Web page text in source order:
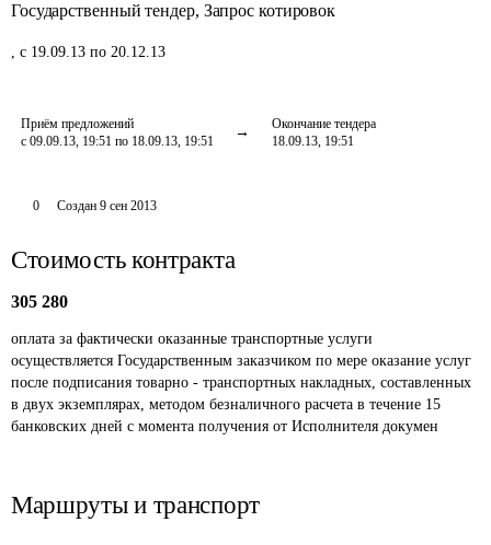
Государственный тендер, Запрос котировок
, с 19.09.13 по 20.12.13
Приём предложений
с 09.09.13, 19:51 по 18.09.13, 19:51
Окончание тендера
18.09.13, 19:51
0 Создан 9 сен 2013
Стоимость контракта
305 280
оплата за фактически оказанные транспортные услуги
осуществляется Государственным заказчиком по мере оказание услуг
после подписания товарно - транспортных накладных, составленных
в двух экземплярах, методом безналичного расчета в течение 15
банковских дней с момента получения от Исполнителя докумен
Маршруты и транспорт